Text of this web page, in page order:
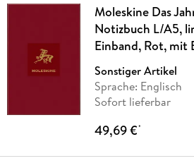
Moleskine Das
Notizbuch L/A5,
Einband, Rot, mit
Sonstiger Artikel
Sprache: Englisch
Sofort lieferbar
49,69 €*